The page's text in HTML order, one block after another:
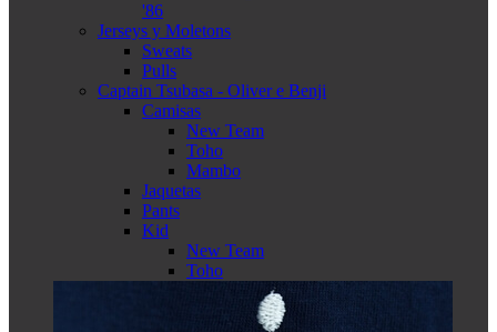
'86
Jerseys y Moletons
Sweats
Pulls
Captain Tsubasa - Oliver e Benji
Camisas
New Team
Toho
Mambo
Jaquetas
Pants
Kid
New Team
Toho